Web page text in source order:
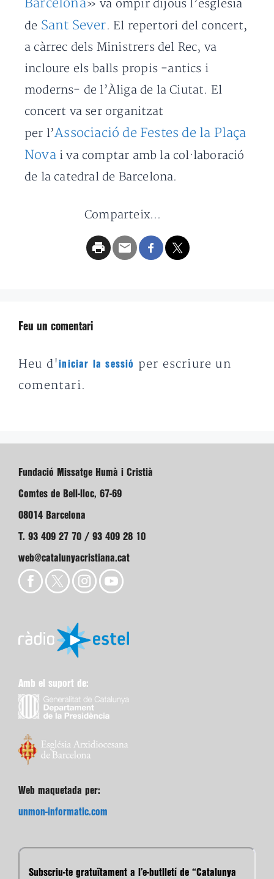
Barcelona» va ompir dijous l’església
de Sant Sever. El repertori del concert,
a càrrec dels Ministrers del Rec, va
incloure els balls propis -antics i
moderns- de l’Àliga de la Ciutat. El
concert va ser organitzat
per l’Associació de Festes de la Plaça
Novai va comptar amb la col·laboració
de la catedral de Barcelona.
Comparteix...
Feu un comentari
Heu d'iniciar la sessió
per escriure un
comentari.
Fundació Missatge Humà i Cristià
Comtes de Bell-lloc, 67-69
08014 Barcelona
T. 93 409 27 70 / 93 409 28 10
web@catalunyacristiana.cat
Amb el suport de:
Web maquetada per:
unmon-informatic.com
Subscriu-te gratuïtament a l’e-butlletí de “Catalunya